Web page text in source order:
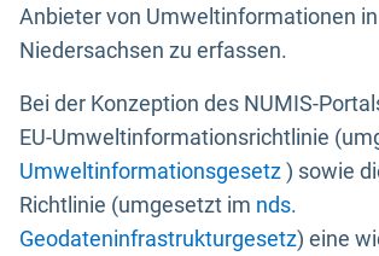
Anbieter von Umweltinformationen in
Niedersachsen zu erfassen.
Bei der Konzeption des NUMIS-
EU-Umweltinformationsrichtlinie
Umweltinformationsgesetz) sowie
Richtlinie (umgesetzt im nds.
Geodateninfrastrukturgesetz) eine